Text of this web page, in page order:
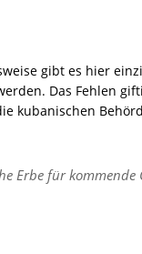
gibt es hier
Das Fehlen
kubanischen
Erbe für kommende